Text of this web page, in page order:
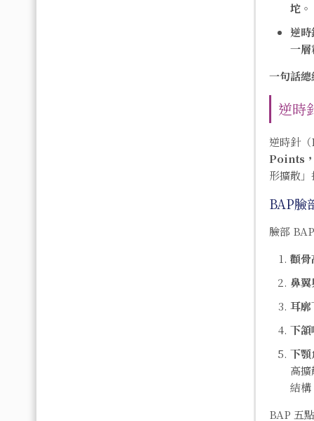
坨 。
逆
一層
一句話總
逆時
逆時針
Points
形擴散
BAP臉
臉部
顴
鼻
耳
下
下
高
結
BAP 五